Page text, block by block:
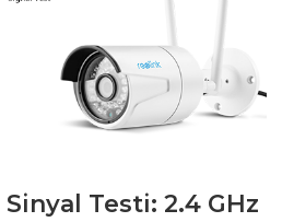
Testi: 2.4 GHz